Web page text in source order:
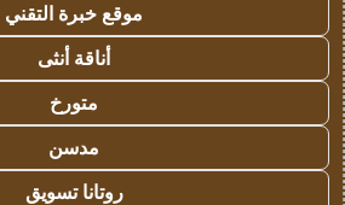
موقع خبرة التقني
أناقة أنثى
متورخ
مدسن
روتانا تسويق